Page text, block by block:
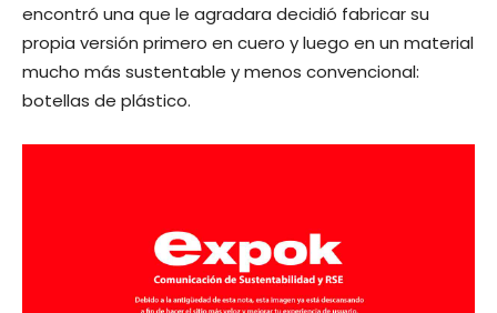
encontró una que le agradara decidió fabricar su
propia versión primero en cuero y luego en un material
mucho más sustentable y menos convencional:
botellas de plástico.